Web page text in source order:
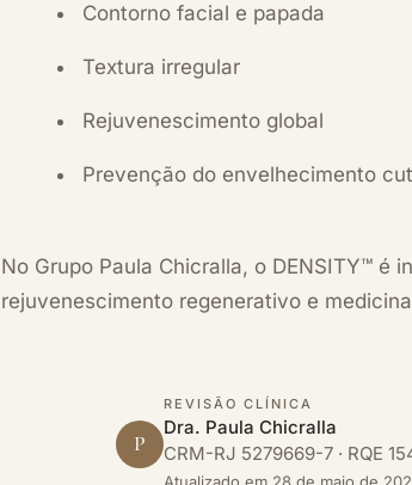
Contorno facial e papada
Textura irregular
Rejuvenescimento global
Prevenção do envelhecimento
No Grupo Paula Chicralla, o DENSITY™ é
rejuvenescimento regenerativo e
P
REVISÃO CLÍNICA
Dra. Paula Chicralla
CRM-RJ 5279669-7 · RQE